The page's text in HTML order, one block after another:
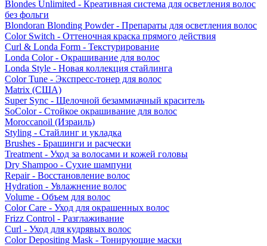
Blondes Unlimited - Креативная система для осветления волос
без фольги
Blondoran Blonding Powder - Препараты для осветления волос
Color Switch - Оттеночная краска прямого действия
Curl & Londa Form - Текстурирование
Londa Color - Окрашивание для волос
Londa Style - Новая коллекция стайлинга
Color Tune - Экспресс-тонер для волос
Matrix (США)
Super Sync - Щелочной безаммиачный краситель
SoColor - Стойкое окрашивание для волос
Moroccanoil (Израиль)
Styling - Стайлинг и укладка
Brushes - Брашинги и расчески
Treatment - Уход за волосами и кожей головы
Dry Shampoo - Сухие шампуни
Repair - Восстановление волос
Hydration - Увлажнение волос
Volume - Объем для волос
Color Care - Уход для окрашенных волос
Frizz Control - Разглаживание
Curl - Уход для кудрявых волос
Color Depositing Mask - Тонирующие маски